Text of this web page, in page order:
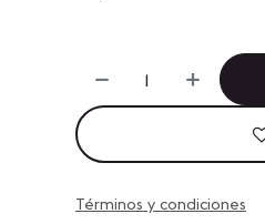
Términos y condiciones